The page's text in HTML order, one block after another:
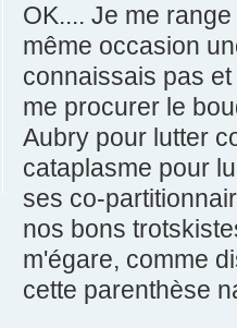
OK.... Je me
même occasion
connaissais pas
me procurer le
Aubry pour lutter
cataplasme pour
ses co-
nos bons
m'égare, comme
cette parenthèse